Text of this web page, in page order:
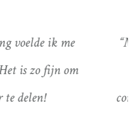
betrokken en geeft
nodig heb. De
en buiten zijn in de